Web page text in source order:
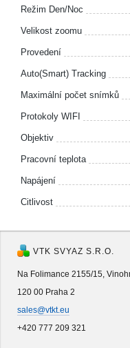
Režim Den/Noc
Velikost zoomu
Provedení
Auto(Smart) Tracking
Maximální počet snímků
Protokoly WIFI
Objektiv
Pracovní teplota
Napájení
Citlivost
VTK SVYAZ S.R.O.
Na Folimance 2155/15,
120 00 Praha 2
sales@vtkt.eu
+420 777 209 321